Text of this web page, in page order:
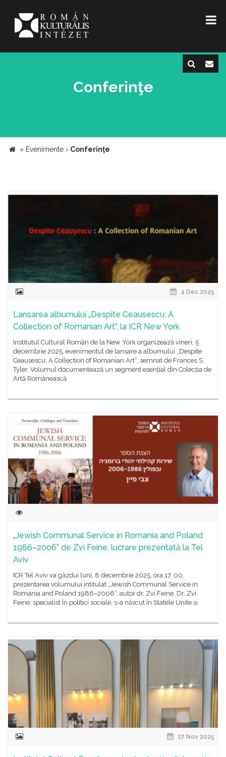
Conferinţe
» Evenimente › Conferinţe
4 Dec 2025
Lansarea albumului „Despite Ceausescu: A
Collection of Romanian Art”, la ICR New York
Institutul Cultural Român de la New York organizează vineri, 5
decembrie 2025, evenimentul de lansare a albumului „Despite
Ceausescu: A Collection of Romanian Art”, semnat de Frances S.
Tyler. Volumul documentează un segment esențial din Colecția de
Artă Românească
„Jewish Communal Service in Romania and Poland
1986–2006” de Zvi Feine, lucrare prezentată la Tel
Aviv
ICR Tel Aviv va găzdui luni, 8 decembrie 2025, ora 17. 00,
prezentarea volumului intitulat „Jewish Communal Service in
Romania and Poland 1986–2006”, autor dr. Zvi Feine. Dr. Zvi
Feine, specialist în politici sociale, s-a născut în Statele Unite și
27 Nov 2025